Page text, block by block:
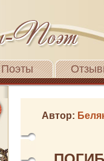
Поэты
Автор: